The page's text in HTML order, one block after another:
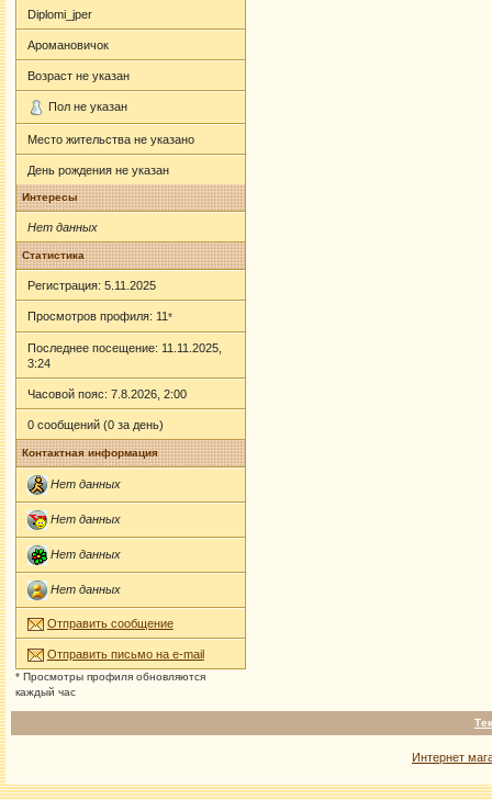
Diplomi_jper
Аромановичок
Возраст не указан
Пол не указан
Место жительства не указано
День рождения не указан
Интересы
Нет данных
Статистика
Регистрация: 5.11.2025
Просмотров профиля: 11*
Последнее посещение: 11.11.2025,
3:24
Часовой пояс: 7.8.2026, 2:00
0 сообщений (0 за день)
Контактная информация
Нет данных
Нет данных
Нет данных
Нет данных
Отправить сообщение
Отправить письмо на e-mail
* Просмотры профиля обновляются
каждый час
Интернет